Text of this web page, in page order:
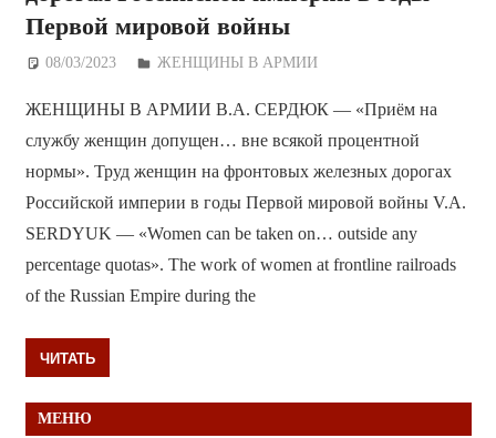
Первой мировой войны
08/03/2023 Дежурный по Редакции
ЖЕНЩИНЫ В АРМИИ
ЖЕНЩИНЫ В АРМИИ В.А. СЕРДЮК — «Приём на
службу женщин допущен… вне всякой процентной
нормы». Труд женщин на фронтовых железных дорогах
Российской империи в годы Первой мировой войны V.A.
SERDYUK — «Women can be taken on… outside any
percentage quotas». The work of women at frontline railroads
of the Russian Empire during the
ЧИТАТЬ
МЕНЮ